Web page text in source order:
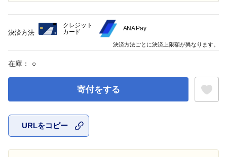
在庫： ○
寄付をする
URLをコピー
決済方法
クレジット
カード
ANA Pay
決済方法ごとに決済上限額が異なります。